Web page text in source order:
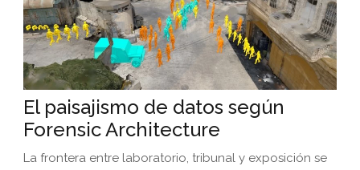
El paisajismo de datos según
Forensic Architecture
La frontera entre laboratorio, tribunal y exposición se